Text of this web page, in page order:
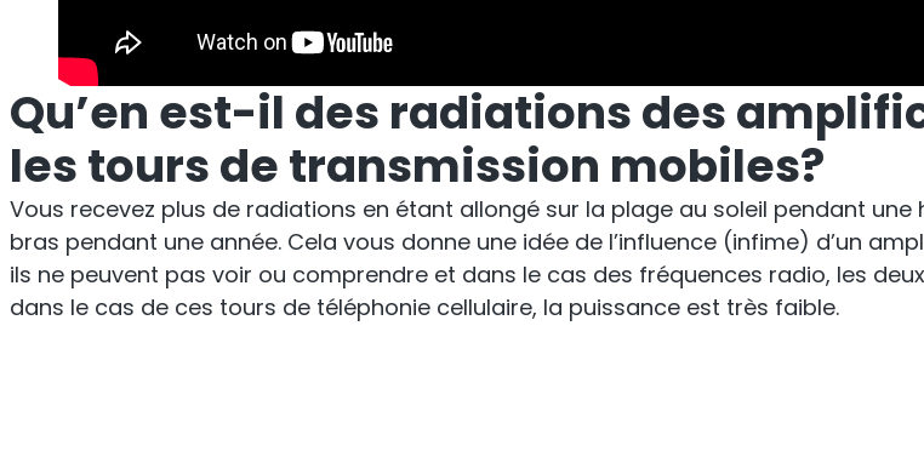
Qu’en est-il des radiations des
les tours de transmission mobiles?
Vous recevez plus de radiations en étant allongé sur la plage au soleil pendant
bras pendant une année. Cela vous donne une idée de l’influence (infime) d’un
ils ne peuvent pas voir ou comprendre et dans le cas des fréquences radio, les
dans le cas de ces tours de téléphonie cellulaire, la puissance est très faible.